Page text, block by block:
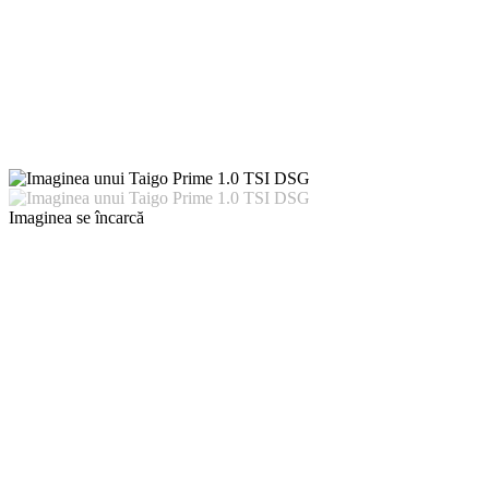
Imaginea se încarcă